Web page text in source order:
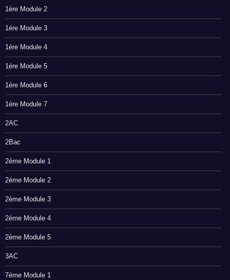
1ére Module 2
1ére Module 3
1ére Module 4
1ére Module 5
1ére Module 6
1ére Module 7
2AC
2Bac
2éme Module 1
2éme Module 2
2éme Module 3
2éme Module 4
2éme Module 5
3AC
7éme Module 1